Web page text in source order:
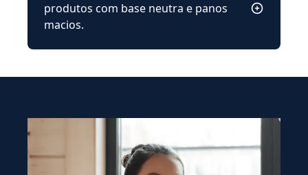
produtos com base neutra e panos
macios.